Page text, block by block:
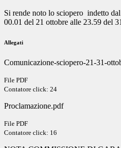
Si rende noto lo sciopero indetto
00.01 del 21 ottobre alle 23.59 del
Allegati
Comunicazione-sciopero-21-31-
File PDF
Contatore click: 24
Proclamazione.pdf
File PDF
Contatore click: 16